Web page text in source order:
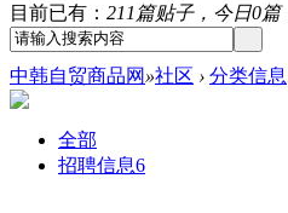
目前已有： 211篇贴子，今日0篇
中韩自贸商品网 »社区 › 分类信息
全部
招聘信息6